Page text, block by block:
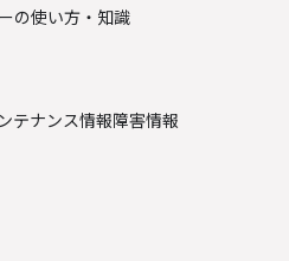
の使い方・知識
テナンス情報障害情報